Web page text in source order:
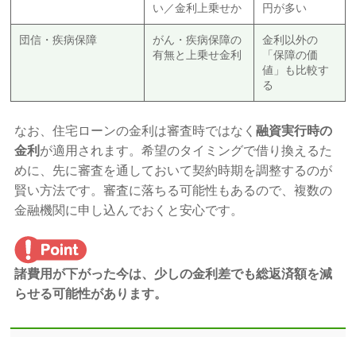
い／金利上乗せか
円が多い
団信・疾病保障
がん・疾病保障の
有無と上乗せ金利
金利以外の
「保障の価
値」も比較す
る
なお、住宅ローンの金利は審査時ではなく融資実行時の
金利 が適用されます。希望のタイミングで借り換えるた
めに、先に審査を通しておいて契約時期を調整するのが
賢い方法です。審査に落ちる可能性もあるので、複数の
金融機関に申し込んでおくと安心です。
諸費用が下がった今は、少しの金利差でも総返済額を減
らせる可能性があります。